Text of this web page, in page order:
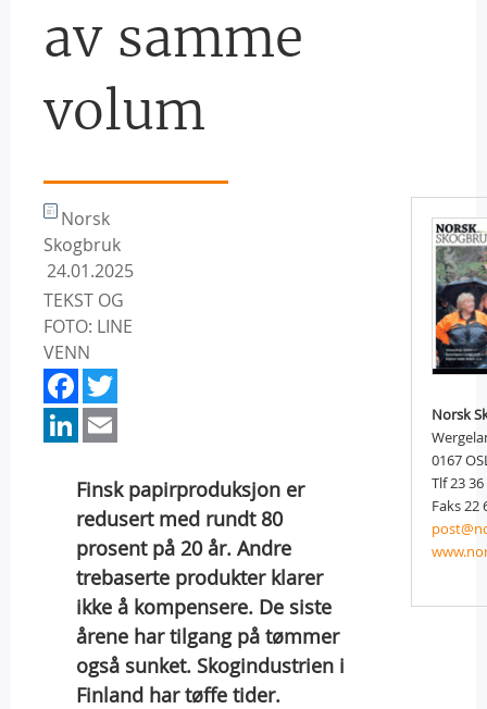
av samme
volum
Norsk
Skogbruk
24.01.2025
TEKST OG
FOTO: LINE
VENN
Facebook
LinkedIn
Finsk papirproduksjon er
redusert med rundt 80
prosent på 20 år. Andre
trebaserte produkter klarer
ikke å kompensere. De siste
årene har tilgang på tømmer
også sunket. Skogindustrien i
Finland har tøffe tider.
Norsk
0167
Tlf 23
Faks 22